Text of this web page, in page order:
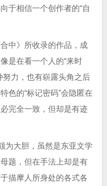
于相信一个创作者的“自
中》所收录的作品，成
是在看一个人的“来时
努力，也有崭露头角之后
色的“标记密码”会隐匿在
完全一致，但却是有迹
为大胆，虽然是东亚文学
题，但在手法上却是有
描摩人所身处的各式各